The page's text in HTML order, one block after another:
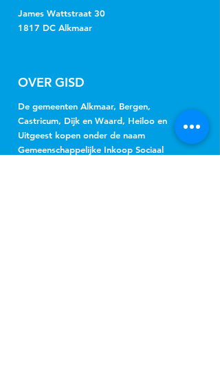
James Wattstraat 30
1817 DC Alkmaar
OVER GISD
De gemeenten Alkmaar, Bergen,
Castricum, Dijk en Waard, Heiloo en
Uitgeest kopen onder de naam
Gemeenschappelijke Inkoop Sociaal